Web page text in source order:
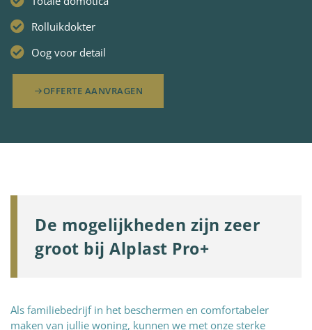
Rolluikdokter
Oog voor detail
OFFERTE AANVRAGEN
De mogelijkheden zijn zeer
groot bij Alplast Pro+
Als familiebedrijf in het beschermen en comfortabeler
maken van jullie woning, kunnen we met onze sterke